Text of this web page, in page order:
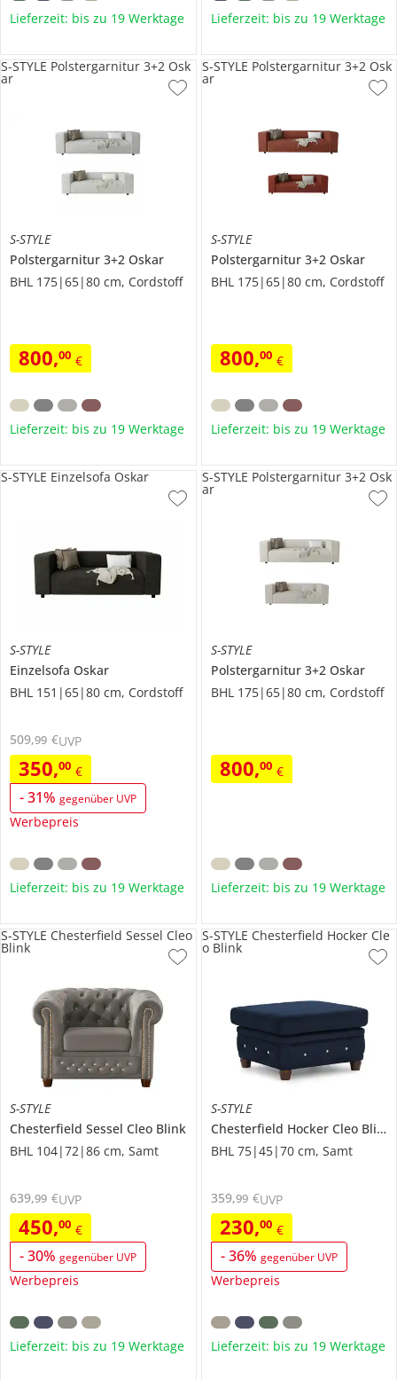
Lieferzeit: bis zu 19 Werktage Lieferzeit: bis zu 19 Werktage
S-STYLE
Polstergarnitur 3+2 Oskar
BHL 175|65|80 cm, Cordstoff
800,00 €
S-STYLE Polstergarnitur 3+2 Osk
ar
Lieferzeit: bis zu 19 Werktage
S-STYLE
Polstergarnitur 3+2 Oskar
BHL 175|65|80 cm, Cordstoff
800,00 €
S-STYLE Polstergarnitur 3+2 Osk
ar
Lieferzeit: bis zu 19 Werktage
S-STYLE
Einzelsofa Oskar
BHL 151|65|80 cm, Cordstoff
350,00 €
-31% gegenüber UVP
Werbepreis
509,99 €UVP
S-STYLE Einzelsofa Oskar
Lieferzeit: bis zu 19 Werktage
S-STYLE
Polstergarnitur 3+2 Oskar
BHL 175|65|80 cm, Cordstoff
800,00 €
S-STYLE Polstergarnitur 3+2 Osk
ar
Lieferzeit: bis zu 19 Werktage
S-STYLE
Chesterfield Sessel Cleo Blink
BHL 104|72|86 cm, Samt
450,00 €
-30% gegenüber UVP
Werbepreis
639,99 €UVP
S-STYLE Chesterfield Sessel Cleo
Blink
Lieferzeit: bis zu 19 Werktage
S-STYLE
Chesterfield Hocker Cleo Blink
BHL 75|45|70 cm, Samt
230,00 €
-36% gegenüber UVP
Werbepreis
359,99 €UVP
S-STYLE Chesterfield Hocker Cle
o Blink
Lieferzeit: bis zu 19 Werktage